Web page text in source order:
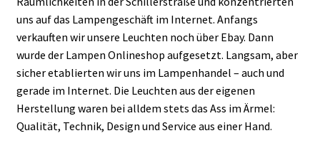
uns auf das Lampengeschäft im Internet. Anfangs
verkauften wir unsere Leuchten noch über Ebay. Dann
wurde der Lampen Onlineshop aufgesetzt. Langsam, aber
sicher etablierten wir uns im Lampenhandel – auch und
gerade im Internet. Die Leuchten aus der eigenen
Herstellung waren bei alldem stets das Ass im Ärmel:
Qualität, Technik, Design und Service aus einer Hand.